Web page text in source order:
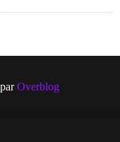
Overblog